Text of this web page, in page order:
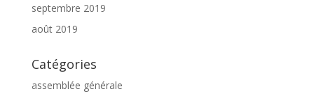
septembre 2019
août 2019
Catégories
assemblée générale